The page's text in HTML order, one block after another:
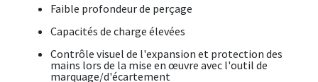
Faible profondeur de perçage
Capacités de charge élevées
Contrôle visuel de l'expansion et protection des
mains lors de la mise en œuvre avec l'outil de
marquage/d'écartement